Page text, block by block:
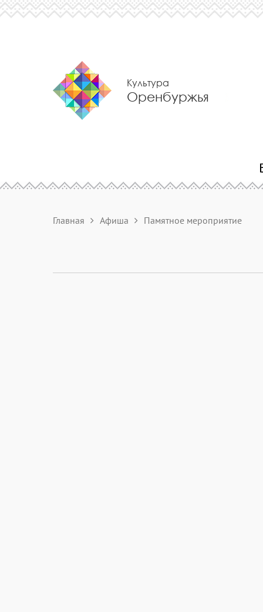
Культура
Оренбуржья
Главная Афиша Памятное мероприятие